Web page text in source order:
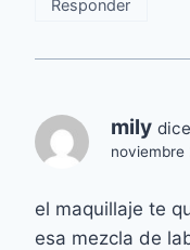
Responder
mily
noviembre
el maquillaje te
esa mezcla de